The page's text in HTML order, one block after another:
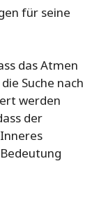
für seine
das Atmen
Suche nach
werden
der